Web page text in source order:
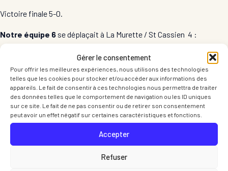
Gérer le consentement
Pour offrir les meilleures expériences, nous utilisons des technologies
telles que les cookies pour stocker et/ou accéder aux informations des
appareils. Le fait de consentir à ces technologies nous permettra de traiter
des données telles que le comportement de navigation ou les ID uniques
sur ce site. Le fait de ne pas consentir ou de retirer son consentement
peut avoir un effet négatif sur certaines caractéristiques et fonctions.
Accepter
Refuser
Victoire finale 5-0.
Notre équipe 6 se déplaçait à La Murette / St Cassien 4 :
Pour cette dernière rencontre décisive pour jouer la seconde
place, la rencontre ne s’annonce pas sous les meilleurs
hospices, le temps pluvieux nous promet une rencontre
longue dans le gymnase de St Cassien..
Au niveau composition, après le désistement de Julien,
capitaine Flo a eu (beaucoup) de mal à trouver un 4 eme joueur,
après avoir fait le tour des joueurs de l’équipe et des
remplaçants, un arrangement est trouvé avec la 7 pour
récupérer Alexis, merci à coach Chris pour le prêt de ce joueur